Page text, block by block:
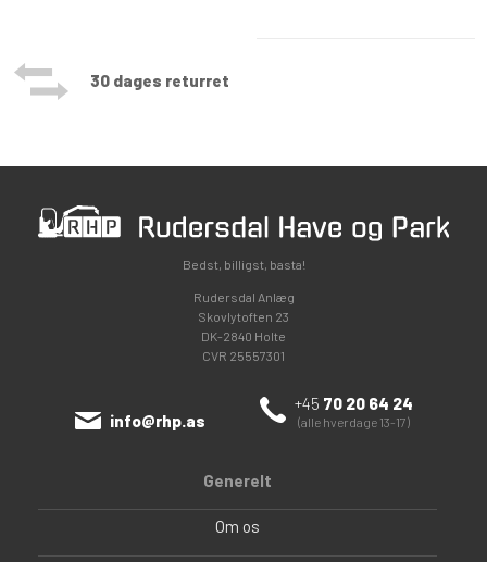
30 dages returret
Bedst, billigst, basta!
Rudersdal Anlæg
Skovlytoften 23
DK-2840 Holte
CVR 25557301
info@rhp.as
+45 70 20 64 24
(alle hverdage 13-17)
Generelt
Om os